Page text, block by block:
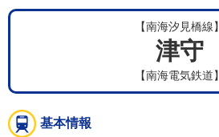
【南海汐見橋線】
津守
【南海電気鉄道】
基本情報